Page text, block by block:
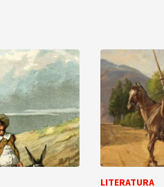
LITERATURA